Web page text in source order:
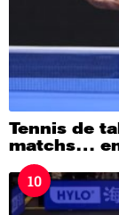
Tennis de
matchs…
10